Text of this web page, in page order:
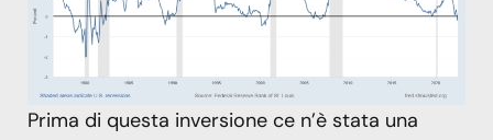
Prima di questa inversione ce n’è stata una